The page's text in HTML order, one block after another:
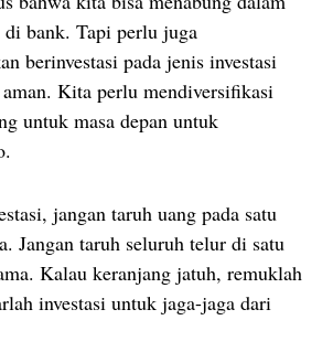
di bank. Tapi perlu juga
berinvestasi pada jenis investasi
aman. Kita perlu mendiversifikasi
untuk masa depan untuk
jangan taruh uang pada satu
Jangan taruh seluruh telur di satu
Kalau keranjang jatuh, remuklah
investasi untuk jaga-jaga dari